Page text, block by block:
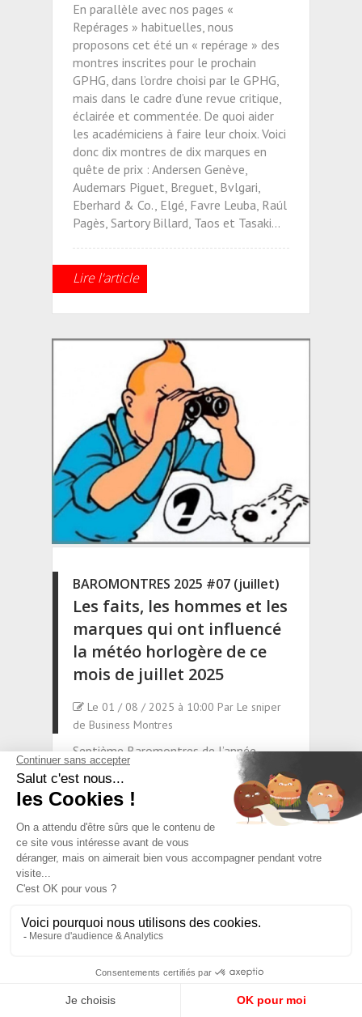
En parallèle avec nos pages «
Repérages » habituelles, nous
proposons cet été un « repérage » des
montres inscrites pour le prochain
GPHG, dans l’ordre choisi par le GPHG,
mais dans le cadre d’une revue critique,
éclairée et commentée. De quoi aider
les académiciens à faire leur choix. Voici
donc dix montres de dix marques en
quête de prix : Andersen Genève,
Audemars Piguet, Breguet, Bvlgari,
Eberhard & Co., Elgé, Favre Leuba, Raúl
Pagès, Sartory Billard, Taos et Tasaki…
Lire l'article
BAROMONTRES 2025 #07 (juillet)
Les faits, les hommes et les
marques qui ont influencé
la météo horlogère de ce
mois de juillet 2025
Le 01 / 08 / 2025 à 10:00 Par Le sniper
de Business Montres
Septième Baromontres de l’année
2025, avec une douzaine de coups de
projecteur sur les grandes tendances
climatologiques de l’horlogerie de ce
septième mois de l’année. 2025 persiste
et signe dans une impressionnante et
angoissante ambiance de crise : il y a
signaux négatifs que d’indices positifs !
hautes pressions et les dépressions de
la barométrie pour tout ce qui concerne
l’industrie horlogère. Un bulletin météo
en toute liberté et sans la moindre
révérence, avec le seul souci d’apporter